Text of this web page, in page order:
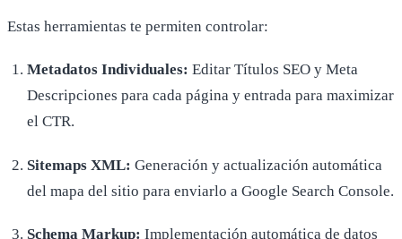
Estas herramientas te permiten controlar:
Metadatos Individuales: Editar Títulos SEO y Meta
Descripciones para cada página y entrada para maximizar
el CTR.
Sitemaps XML: Generación y actualización automática
del mapa del sitio para enviarlo a Google Search Console.
Schema Markup: Implementación automática de datos